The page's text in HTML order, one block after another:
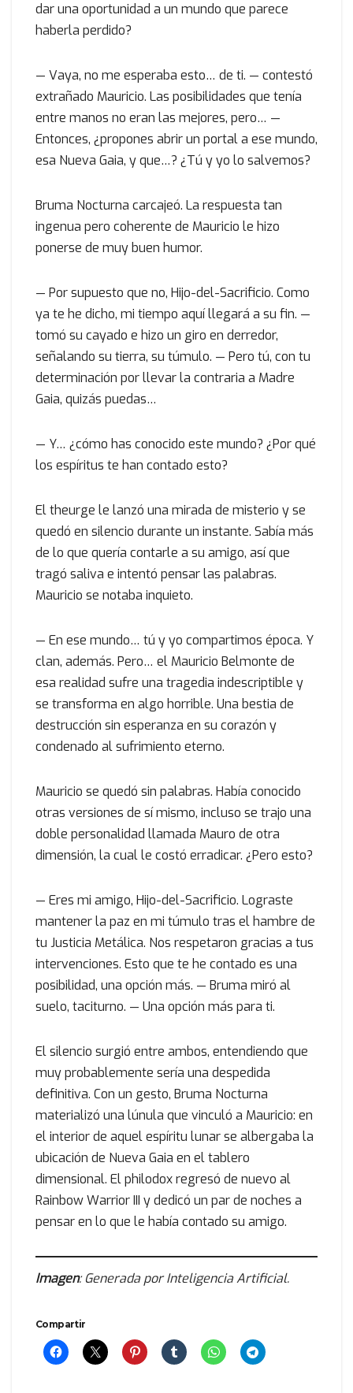
dar una oportunidad a un mundo que parece
haberla perdido?
— Vaya, no me esperaba esto… de ti. — contestó
extrañado Mauricio. Las posibilidades que tenía
entre manos no eran las mejores, pero… —
Entonces, ¿propones abrir un portal a ese mundo,
esa Nueva Gaia, y que…? ¿Tú y yo lo salvemos?
Bruma Nocturna carcajeó. La respuesta tan
ingenua pero coherente de Mauricio le hizo
ponerse de muy buen humor.
— Por supuesto que no, Hijo-del-Sacrificio. Como
ya te he dicho, mi tiempo aquí llegará a su fin. —
tomó su cayado e hizo un giro en derredor,
señalando su tierra, su túmulo. — Pero tú, con tu
determinación por llevar la contraria a Madre
Gaia, quizás puedas…
— Y… ¿cómo has conocido este mundo? ¿Por qué
los espíritus te han contado esto?
El theurge le lanzó una mirada de misterio y se
quedó en silencio durante un instante. Sabía más
de lo que quería contarle a su amigo, así que
tragó saliva e intentó pensar las palabras.
Mauricio se notaba inquieto.
— En ese mundo… tú y yo compartimos época. Y
clan, además. Pero… el Mauricio Belmonte de
esa realidad sufre una tragedia indescriptible y
se transforma en algo horrible. Una bestia de
destrucción sin esperanza en su corazón y
condenado al sufrimiento eterno.
Mauricio se quedó sin palabras. Había conocido
otras versiones de sí mismo, incluso se trajo una
doble personalidad llamada Mauro de otra
dimensión, la cual le costó erradicar. ¿Pero esto?
— Eres mi amigo, Hijo-del-Sacrificio. Lograste
mantener la paz en mi túmulo tras el hambre de
tu Justicia Metálica. Nos respetaron gracias a tus
intervenciones. Esto que te he contado es una
posibilidad, una opción más. — Bruma miró al
suelo, taciturno. — Una opción más para ti.
El silencio surgió entre ambos, entendiendo que
muy probablemente sería una despedida
definitiva. Con un gesto, Bruma Nocturna
materializó una lúnula que vinculó a Mauricio: en
el interior de aquel espíritu lunar se albergaba la
ubicación de Nueva Gaia en el tablero
dimensional. El philodox regresó de nuevo al
Rainbow Warrior III y dedicó un par de noches a
pensar en lo que le había contado su amigo.
Imagen: Generada por Inteligencia Artificial.
Compartir